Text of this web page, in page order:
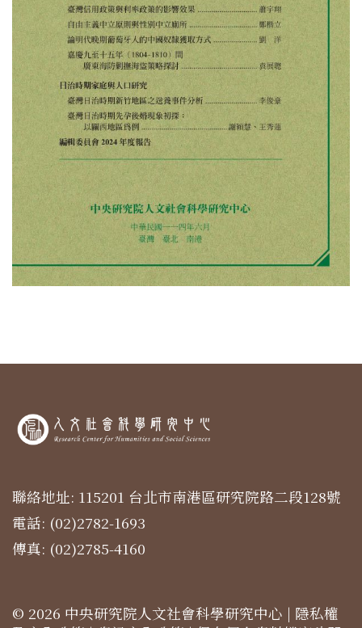
聯絡地址: 115201 台北市南港區研究院路二段128號
電話: (02)2782-1693
傳真: (02)2785-4160
© 2026 中央研究院人文社會科學研究中心 | 隱私權